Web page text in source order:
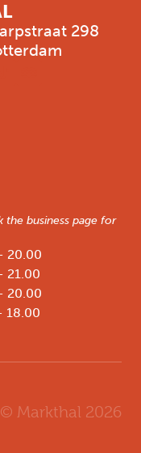
298
the business page for
20.00
21.00
20.00
18.00
© Markthal 2026